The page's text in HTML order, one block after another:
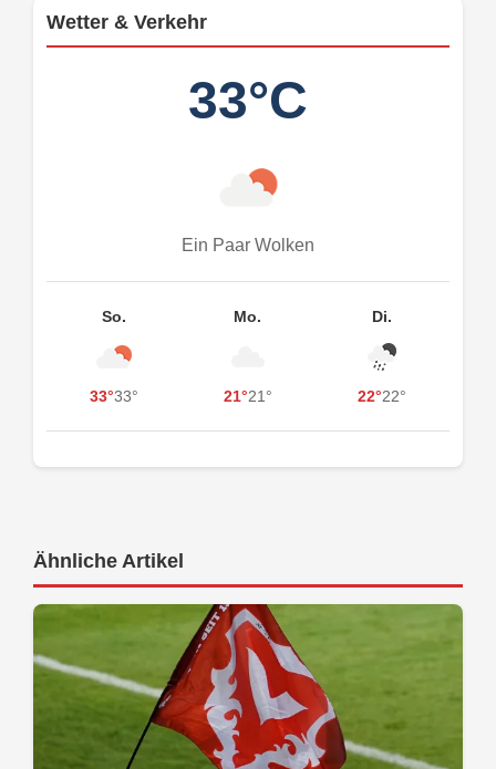
Wetter & Verkehr
33°C
Ein Paar Wolken
So.
33°33°
Mo.
21°21°
Di.
22°22°
Ähnliche Artikel